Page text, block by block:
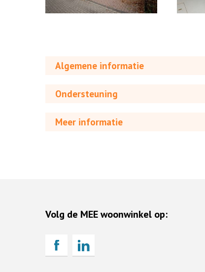
Algemene informatie
Ondersteuning
Meer informatie
Volg de MEE woonwinkel op: